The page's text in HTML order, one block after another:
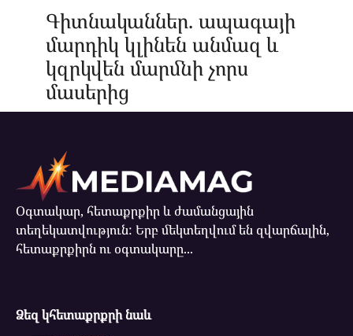
Գիտնականներ. ապագայի
մարդիկ կլինեն անմազ և
կզրկվեն մարմնի չորս
մասերից
Օգտակար, հետաքրքիր և ժամանցային
տեղեկատվություն: Երբ մեկտեղվում են զվարճալին,
հետաքրքիրն ու օգտակարը...
Ձեզ կհետաքրքրի նաև